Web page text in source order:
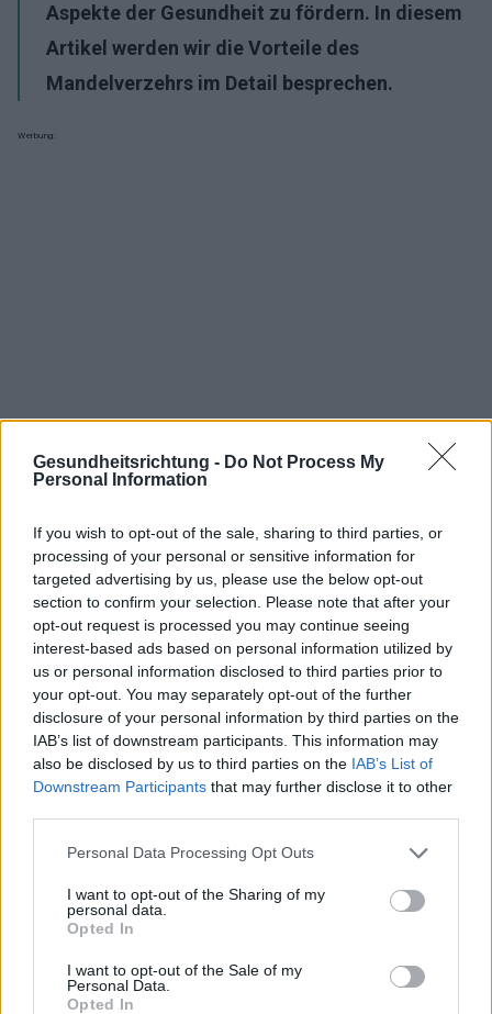
Gesundheitsrichtung - Do Not Process My
Personal Information
If you wish to opt-out of the sale, sharing to third parties, or
processing of your personal or sensitive information for
targeted advertising by us, please use the below opt-out
section to confirm your selection. Please note that after your
opt-out request is processed you may continue seeing
interest-based ads based on personal information utilized by
us or personal information disclosed to third parties prior to
your opt-out. You may separately opt-out of the further
disclosure of your personal information by third parties on the
IAB’s list of downstream participants. This information may
also be disclosed by us to third parties on the IAB’s List of
Downstream Participants that may further disclose it to other
Please note that this website/app uses one or more Google
not limited to your visit or usage behaviour. You may click to
grant or deny consent to Google and its third-party tags to
use your data for below specified purposes in below Google
consent section.
Personal Data Processing Opt Outs
I want to opt-out of the Sharing of my
personal data.
Opted In
I want to opt-out of the Sale of my
Personal Data.
Opted In
Aspekte der Gesundheit zu fördern. In diesem
Artikel werden wir die Vorteile des
Mandelverzehrs im Detail besprechen.
Werbung:
Interessant? Teilen sie es auf Facebook!
Möchten Sie auf dem Laufenden bleiben?
Folgen Sie uns auf
Google
News
ZUGEHÖRIG
Themen Blutzuckerregulierung Calcium
Eine ernährung Die reich an mandeln ist Faser
Gesundheit der haut Gewichtskontrolle
Herzgesundheit Knochengesundheit Magnesium
Mandelkonsum
Pflanzliches eiweiß Rezepte mit mandeln
Unterstützung der verdauung